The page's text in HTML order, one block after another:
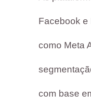
Facebook e
como Meta
com base